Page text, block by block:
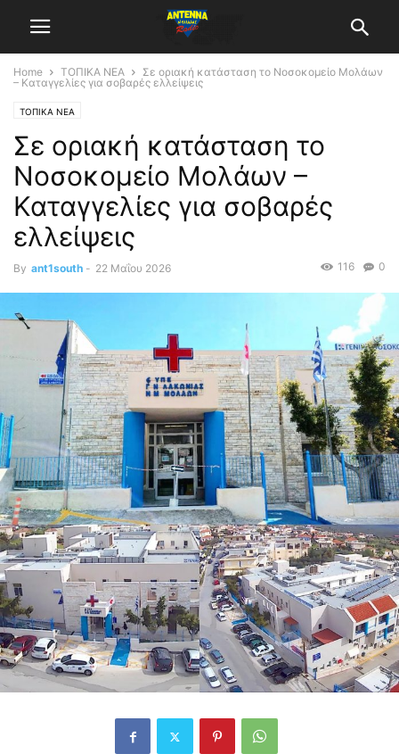
Home ΤΟΠΙΚΑ ΝΕΑ
Σε οριακή κατάσταση το Νοσοκομείο Μολάων
– Καταγγελίες για σοβαρές ελλείψεις
ΤΟΠΙΚΑ ΝΕΑ
Σε οριακή κατάσταση το
Νοσοκομείο Μολάων –
Καταγγελίες για σοβαρές
ελλείψεις
By ant1south - 22 Μαΐου 2026 0
116